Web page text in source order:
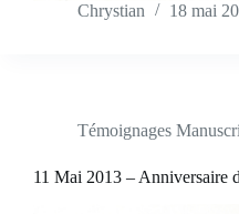
Chrystian 18 mai
Témoignages
11 Mai 2013 – Anniversaire